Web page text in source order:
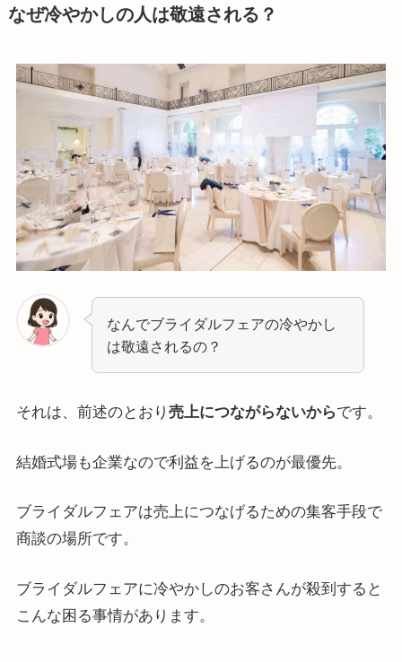
なぜ冷やかしの人は敬遠される？
なんでブライダルフェアの冷やかし
は敬遠されるの？
それは、前述のとおり 売上につながらないからです。
結婚式場も企業なので利益を上げるのが最優先。
ブライダルフェアは売上につなげるための集客手段で
商談の場所です。
ブライダルフェアに冷やかしのお客さんが殺到すると
こんな困る事情があります。